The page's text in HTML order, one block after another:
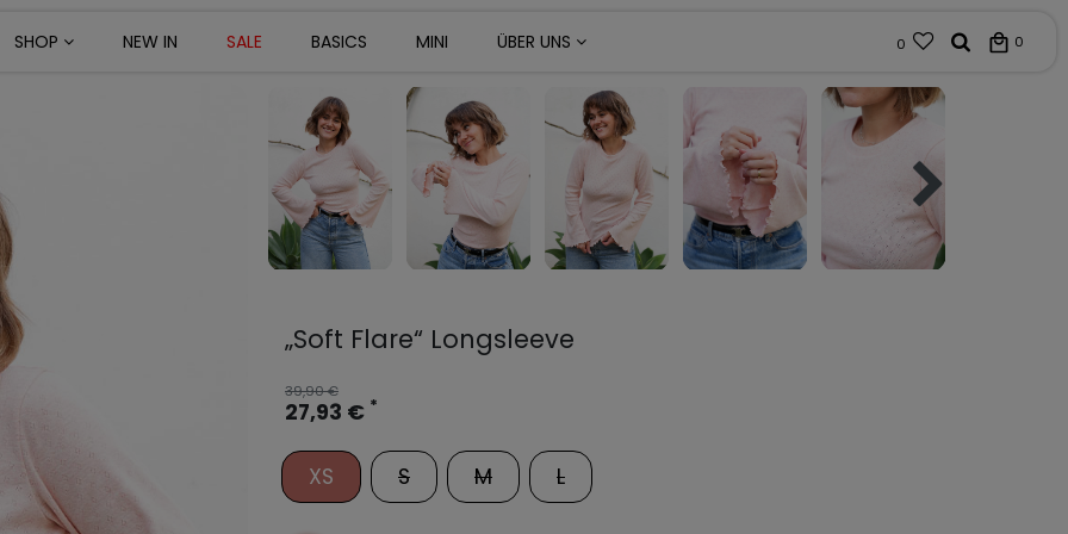
SHOP NEW IN SALE BASICS MINI ÜBER UNS 0 0
„Soft Flare“ Longsleeve
39,90 €
27,93 € *
XS S M L